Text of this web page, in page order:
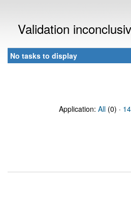
Validation
No tasks to display
Application: All (0) ·